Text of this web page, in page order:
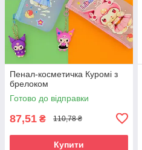
Пенал-косметичка Куромі з
брелоком
Готово до відправки
87,51 ₴ 110,78 ₴
Купити